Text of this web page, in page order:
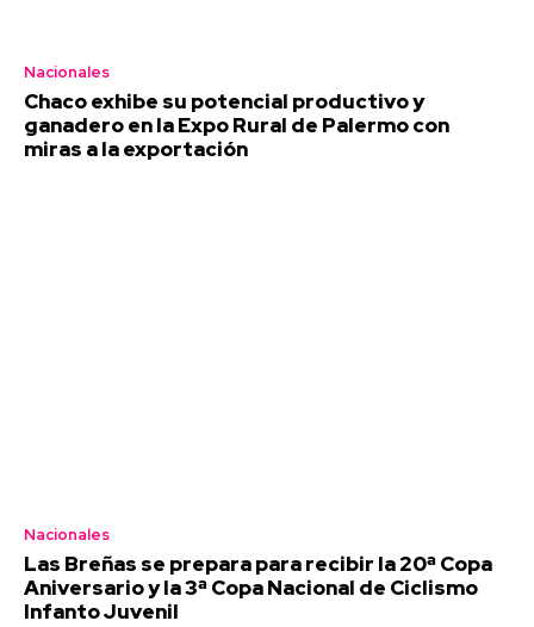
Nacionales
Chaco exhibe su potencial productivo y
ganadero en la Expo Rural de Palermo con
miras a la exportación
Nacionales
Las Breñas se prepara para recibir la 20ª Copa
Aniversario y la 3ª Copa Nacional de Ciclismo
Infanto Juvenil